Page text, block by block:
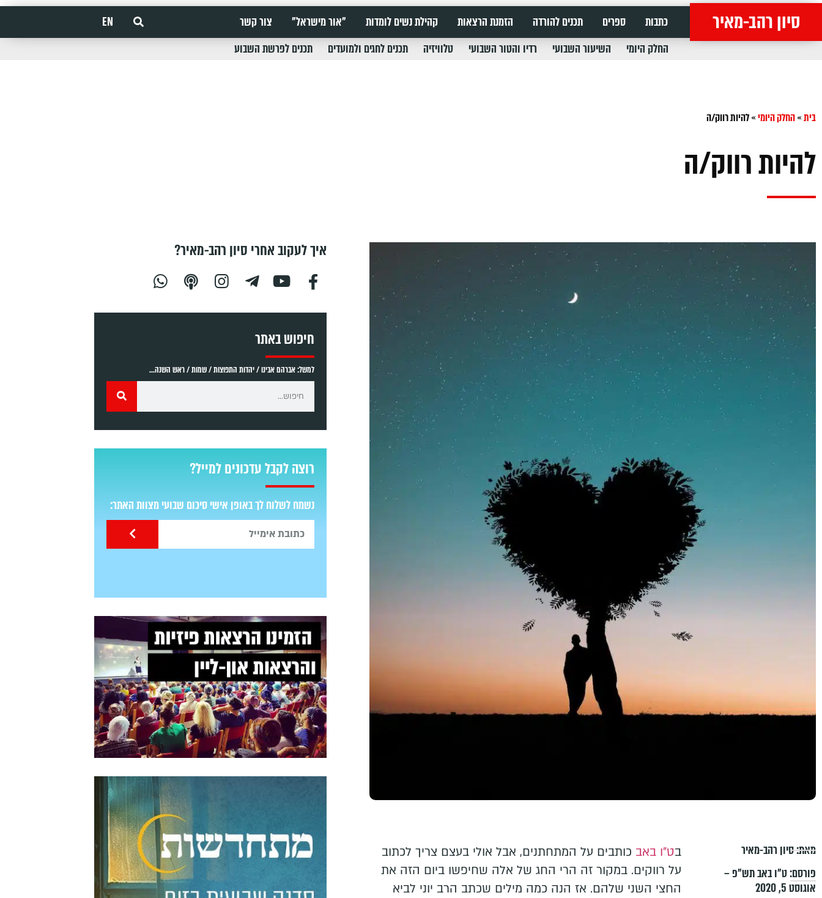
סיון רהב-מאיר כתבות ספרים תכנים להורדה הזמנת הרצאות קהילת נשים לומדות "אור מישראל" צור קשר
EN
החלק היומי
השיעור השבועי רדיו והטור השבועי טלוויזיה תכנים לחגים ולמועדים תכנים לפרשת השבוע
בית»החלק היומי»להיות רווק/ה
להיות רווק/ה
מאת:סיון רהב-מאיר
פורסם:ט״ו באב תש״פ –
אוגוסט 5, 2020
בט"ו באב כותבים על המתחתנים, אבל אולי בעצם צריך לכתוב
על רווקים. במקור זה הרי החג של אלה שחיפשו ביום הזה את
החצי השני שלהם. אז הנה כמה מילים שכתב הרב יוני לביא
איך לעקוב אחרי סיון רהב-מאיר?
חיפוש באתר
למשל: אברהם אבינו / יהדות התפוצות / שמות / ראש השנה...
רוצה לקבל עדכונים למייל?
נשמח לשלוח לך באופן אישי סיכום שבועי מצוות האתר: